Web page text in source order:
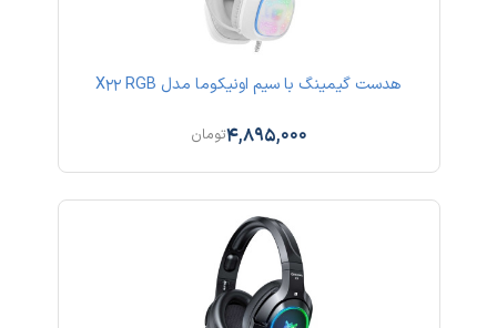
هدست گیمینگ با سیم اونیکوما مدل X22 RGB
4,895,000تومان